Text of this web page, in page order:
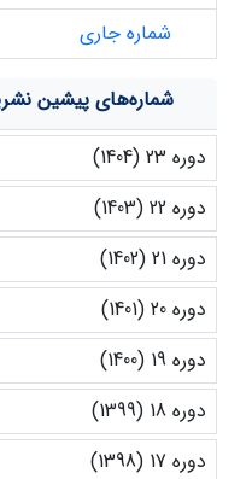
شماره جاری
شماره‌های پیشین
دوره 23 (1404)
دوره 22 (1403)
دوره 21 (1402)
دوره 20 (1401)
دوره 19 (1400)
دوره 18 (1399)
دوره 17 (1398)